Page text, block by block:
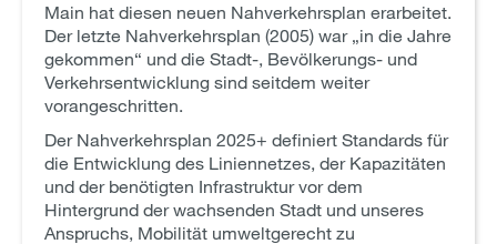
Main hat diesen neuen Nahverkehrsplan erarbeitet.
Der letzte Nahverkehrsplan (2005) war „in die Jahre
gekommen“ und die Stadt-, Bevölkerungs- und
Verkehrsentwicklung sind seitdem weiter
vorangeschritten.
Der Nahverkehrsplan 2025+ definiert Standards für
die Entwicklung des Liniennetzes, der Kapazitäten
und der benötigten Infrastruktur vor dem
Hintergrund der wachsenden Stadt und unseres
Anspruchs, Mobilität umweltgerecht zu